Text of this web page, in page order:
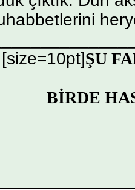
[size=10pt]ŞU
BİRDE